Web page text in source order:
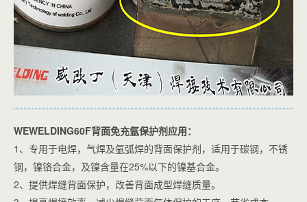
WEWELDING60F背面免充氩保护剂应用：
1、专用于电焊，气焊及氩弧焊的背面保护剂，适用于碳钢，不锈
钢，镍铬合金，及镍含量在25%以下的镍基合金。
2、提供焊缝背面保护，改善背面成型焊缝质量。